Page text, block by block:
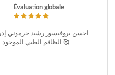
Évaluation globale
احسن بروفيسور رشيد جرموني
الظاقم الطبي الموجود يتعاملو حسن المعاملة تحياتي ليك 🥰